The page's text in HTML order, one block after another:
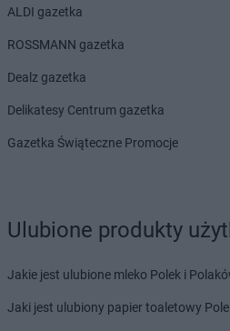
ALDI gazetka
ROSSMANN gazetka
Dealz gazetka
Delikatesy Centrum gazetka
Gazetka Świąteczne Promocje
Ulubione produkty
Jakie jest ulubione mleko Polek i
Jaki jest ulubiony papier toaletowy